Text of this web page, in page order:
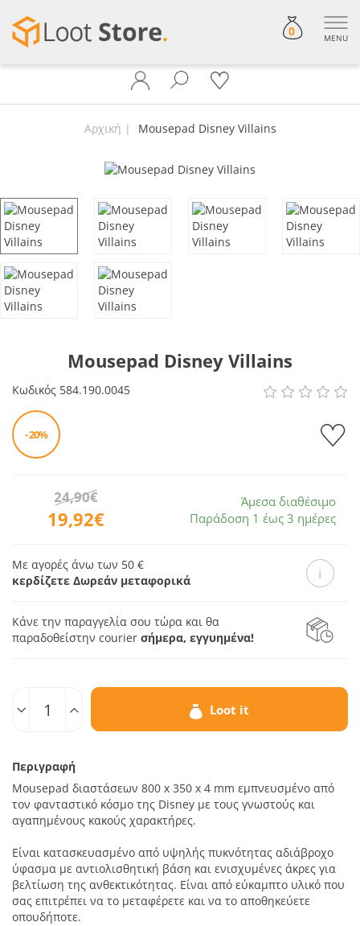
0 MENU
Αρχική Mousepad Disney Villains
Mousepad Disney Villains
Κωδικός 584.190.0045
- 20%
19,92€
24,90€
Άμεσα διαθέσιμο
Παράδοση 1 έως 3 ημέρες
Με αγορές άνω των 50 €
κερδίζετε Δωρεάν μεταφορικά
Κάνε την παραγγελία σου τώρα και θα
παραδοθείστην courier σήμερα, εγγυημένα!
Loot it
Περιγραφή
Mousepad διαστάσεων 800 x 350 x 4 mm εμπνευσμένο από
τον φανταστικό κόσμο της Disney με τους γνωστούς και
αγαπημένους κακούς χαρακτήρες.
Είναι κατασκευασμένο από υψηλής πυκνότητας αδιάβροχο
ύφασμα με αντιολισθητική βάση και ενισχυμένες άκρες για
βελτίωση της ανθεκτικότητας. Είναι από εύκαμπτο υλικό που
σας επιτρέπει να το μεταφέρετε και να το αποθηκεύετε
οπουδήποτε.